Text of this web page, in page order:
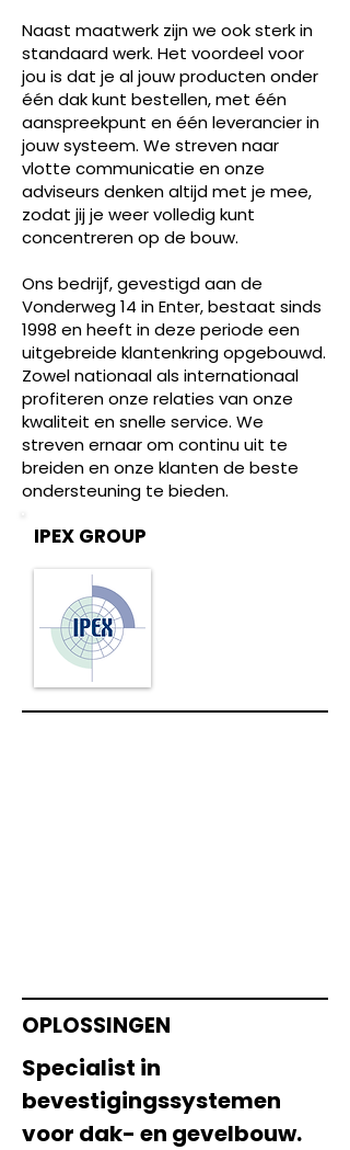
Naast maatwerk zijn we ook sterk in
standaard werk. Het voordeel voor
jou is dat je al jouw producten onder
één dak kunt bestellen, met één
aanspreekpunt en één leverancier in
jouw systeem. We streven naar
vlotte communicatie en onze
adviseurs denken altijd met je mee,
zodat jij je weer volledig kunt
concentreren op de bouw.
Ons bedrijf, gevestigd aan de
Vonderweg 14 in Enter, bestaat sinds
1998 en heeft in deze periode een
uitgebreide klantenkring opgebouwd.
Zowel nationaal als internationaal
profiteren onze relaties van onze
kwaliteit en snelle service. We
streven ernaar om continu uit te
breiden en onze klanten de beste
ondersteuning te bieden.
IPEX GROUP
OPLOSSINGEN
Specialist in
bevestigingssystemen
voor dak- en gevelbouw.